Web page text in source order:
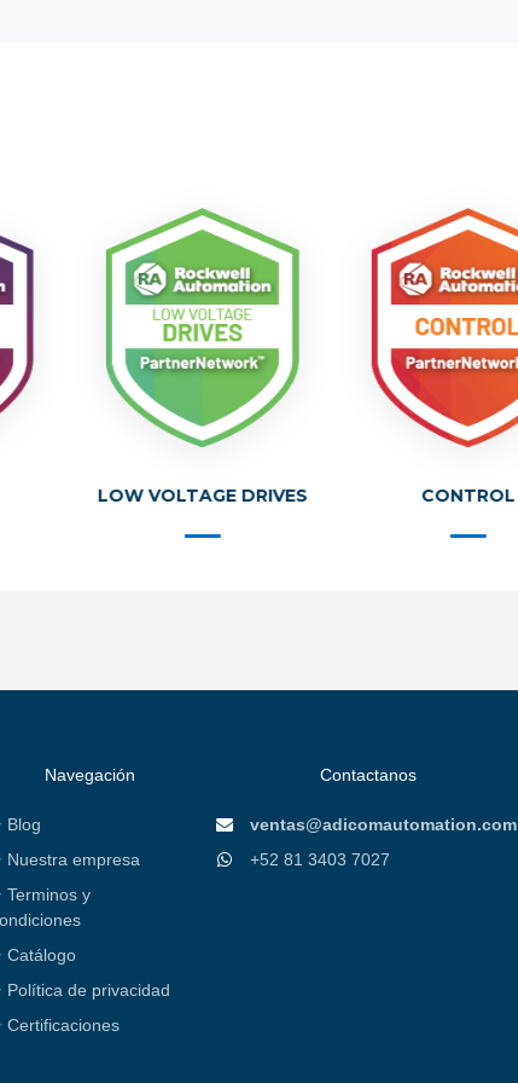
LOW VOLTAGE DRIVES CONTROL
Navegación
Blog
Nuestra empresa
Terminos y
Catálogo
Política de privacidad
Certificaciones
Contactanos
ventas@adicomautomation.com
+52 81 3403 7027